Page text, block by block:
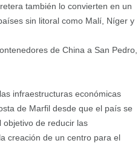
también lo convierten en un
sin litoral como Malí, Níger y
infraestructuras económicas
de Marfil desde que el país se
objetivo de reducir las
creación de un centro para el